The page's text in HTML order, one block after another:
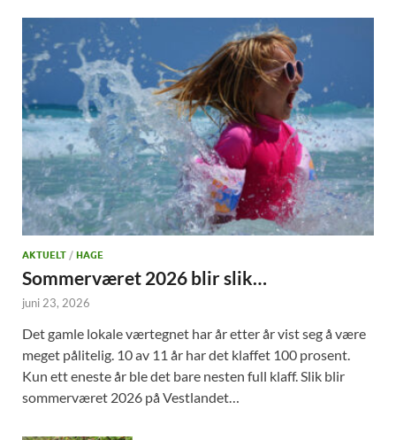
AKTUELT / HAGE
Sommerværet 2026 blir slik…
juni 23, 2026
Det gamle lokale værtegnet har år etter år vist seg å være
meget pålitelig. 10 av 11 år har det klaffet 100 prosent.
Kun ett eneste år ble det bare nesten full klaff. Slik blir
sommerværet 2026 på Vestlandet…